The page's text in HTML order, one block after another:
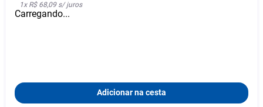
1x R$ 68,09s/ juros
Carregando...
Adicionar na cesta